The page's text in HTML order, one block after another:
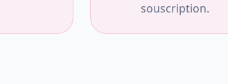
souscription.